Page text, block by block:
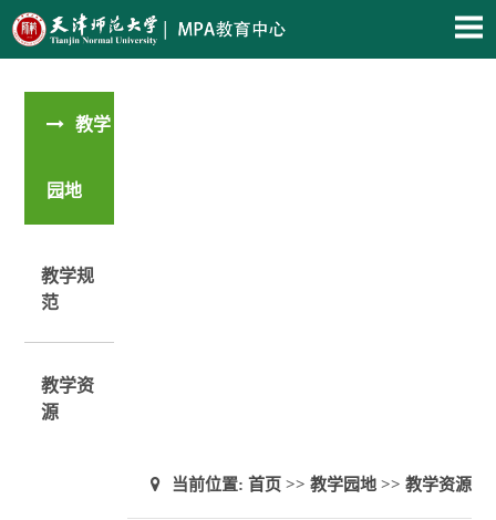
教学
园地
教学规
范
教学资
源
当前位置: 首页 >> 教学园地>> 教学资源